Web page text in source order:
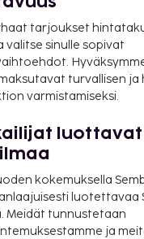
tarjoukset
valitse sinulle sopivat
turvallisen ja
varmistamiseksi.
luottavat
kokemuksella
luotettavaa
Meidät tunnustetaan
ja